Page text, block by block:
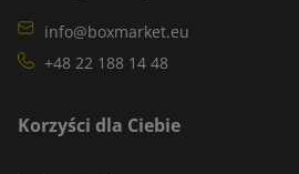
info@boxmarket.eu
+48 22 188 14 48
Korzyści dla Ciebie